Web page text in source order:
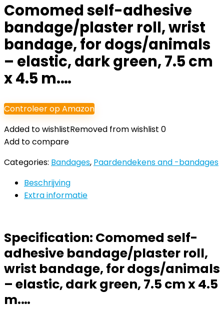
Comomed self-adhesive
bandage/plaster roll, wrist
bandage, for dogs/animals
– elastic, dark green, 7.5 cm
x 4.5 m.…
Controleer op Amazon
Added to wishlistRemoved from wishlist 0
Add to compare
Categories: Bandages, Paardendekens and -bandages
Beschrijving
Extra informatie
Specification: Comomed self-
adhesive bandage/plaster roll,
wrist bandage, for dogs/animals
– elastic, dark green, 7.5 cm x 4.5
m.…